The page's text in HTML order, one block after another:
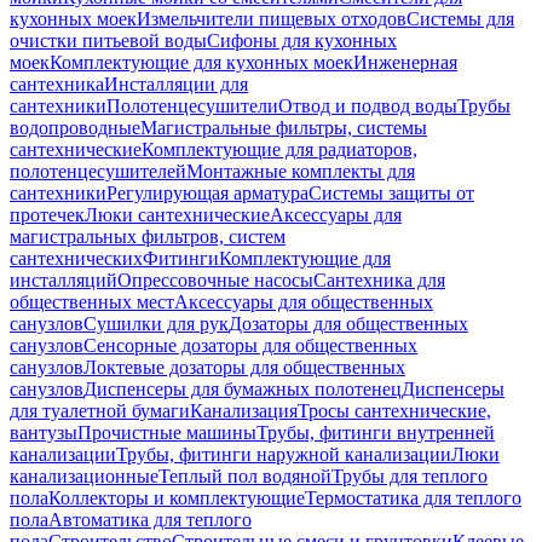
кухонных моекИзмельчители пищевых отходовСистемы для
очистки питьевой водыСифоны для кухонных
моекКомплектующие для кухонных моекИнженерная
сантехникаИнсталляции для
сантехникиПолотенцесушителиОтвод и подвод водыТрубы
водопроводныеМагистральные фильтры, системы
сантехническиеКомплектующие для радиаторов,
полотенцесушителейМонтажные комплекты для
сантехникиРегулирующая арматураСистемы защиты от
протечекЛюки сантехническиеАксессуары для
магистральных фильтров, систем
сантехническихФитингиКомплектующие для
инсталляцийОпрессовочные насосыСантехника для
общественных местАксессуары для общественных
санузловСушилки для рукДозаторы для общественных
санузловСенсорные дозаторы для общественных
санузловЛоктевые дозаторы для общественных
санузловДиспенсеры для бумажных полотенецДиспенсеры
для туалетной бумагиКанализацияТросы сантехнические,
вантузыПрочистные машиныТрубы, фитинги внутренней
канализацииТрубы, фитинги наружной канализацииЛюки
канализационныеТеплый пол водянойТрубы для теплого
полаКоллекторы и комплектующиеТермостатика для теплого
полаАвтоматика для теплого